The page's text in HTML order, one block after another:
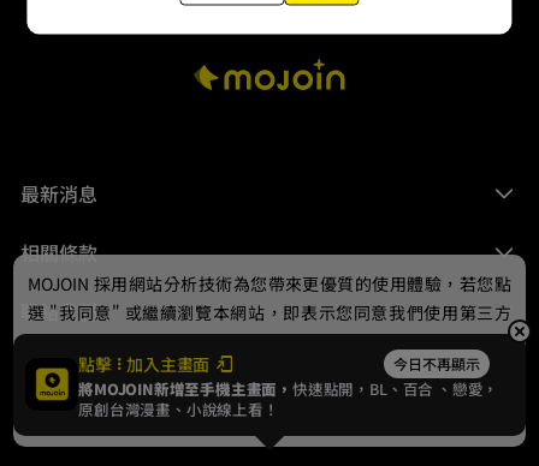
最新消息
相關條款
聯絡我們
© 2024 gamania Digital Entertainment Co., Ltd.
點擊 加入主畫面 今日不再顯示
將MOJOIN新增至手機主畫面，快速點開，BL、 百合 、戀愛，
原創台灣漫畫、小說線上看！
MOJOIN 採用網站分析技術為您帶來更優質的使用體驗，若您點
選 "我同意" 或繼續瀏覽本網站，即表示您同意我們使用第三方
Cookie，欲瞭解更多資訊請見隱私權政策。
我同意